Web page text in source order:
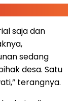
saja dan
sedang
desa. Satu
terangnya.